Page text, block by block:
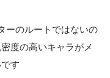
ーのルートではないの
度の高いキャラがメ
す